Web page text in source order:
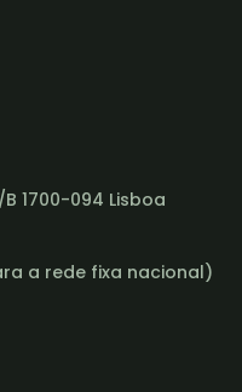
1700-094 Lisboa
a rede fixa nacional)